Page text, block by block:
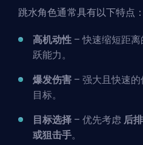
跳水角色通常具有以下特点：
高机动性 – 快速缩短距
跃能力。
爆发伤害 – 强大且快速
目标。
目标选择 – 优先考虑后
或狙击手。